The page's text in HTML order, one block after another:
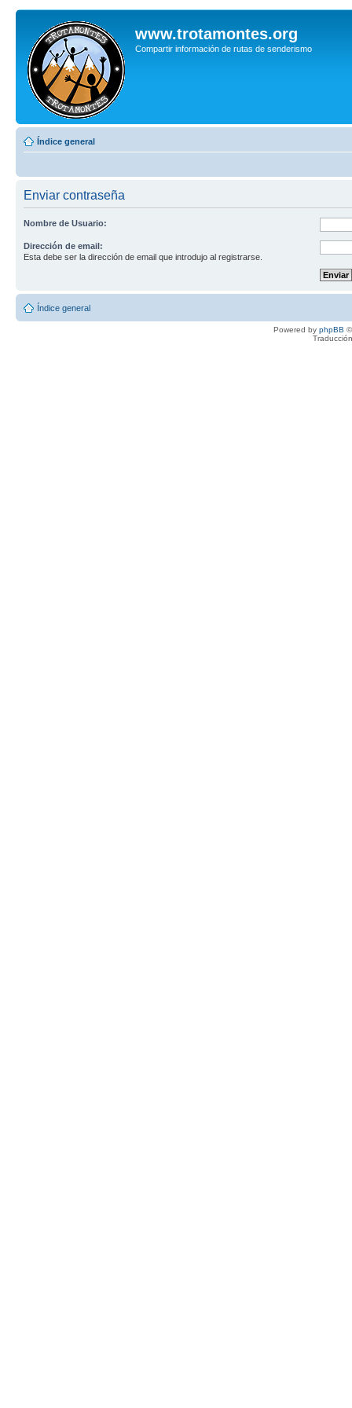
www.trotamontes.org
Compartir información de rutas de senderismo
Índice general
Enviar contraseña
Nombre de Usuario:
Dirección de email:
Esta debe ser la dirección de email que introdujo al registrarse.
Índice general
Powered by phpBB